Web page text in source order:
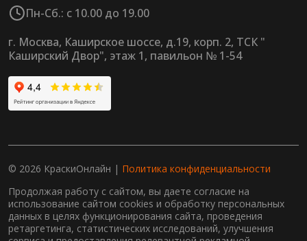
Пн-Сб.: с 10.00 до 19.00
г. Москва, Каширское шоссе, д.19, корп. 2, ТСК "
Каширский Двор", этаж 1, павильон № 1-54
© 2026 КраскиОнлайн | Политика конфиденциальности
Продолжая работу с сайтом, вы даете согласие на
использование сайтом cookies и обработку персональных
данных в целях функционирования сайта, проведения
ретаргетинга, статистических исследований, улучшения